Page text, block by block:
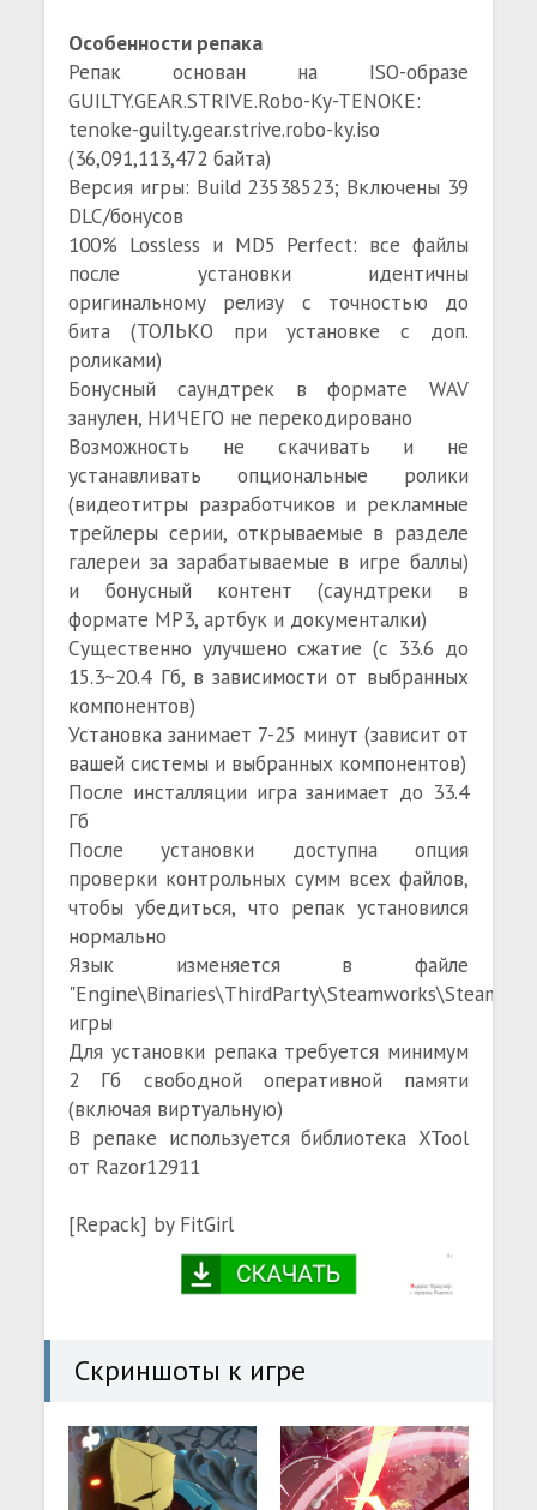
Особенности репака
Репак основан на ISO-образе
GUILTY.GEAR.STRIVE.Robo-Ky-TENOKE:
tenoke-guilty.gear.strive.robo-ky.iso
(36,091,113,472 байта)
Версия игры: Build 23538523; Включены 39
DLC/бонусов
100% Lossless и MD5 Perfect: все файлы
после установки идентичны
оригинальному релизу с точностью до
бита (ТОЛЬКО при установке с доп.
роликами)
Бонусный саундтрек в формате WAV
занулен, НИЧЕГО не перекодировано
Возможность не скачивать и не
устанавливать опциональные ролики
(видеотитры разработчиков и рекламные
трейлеры серии, открываемые в разделе
галереи за зарабатываемые в игре баллы)
и бонусный контент (саундтреки в
формате MP3, артбук и документалки)
Существенно улучшено сжатие (с 33.6 до
15.3~20.4 Гб, в зависимости от выбранных
компонентов)
Установка занимает 7-25 минут (зависит от
вашей системы и выбранных компонентов)
После инсталляции игра занимает до 33.4
Гб
После установки доступна опция
проверки контрольных сумм всех файлов,
чтобы убедиться, что репак установился
нормально
Язык изменяется в файле
игры
Для установки репака требуется минимум
2 Гб свободной оперативной памяти
(включая виртуальную)
В репаке используется библиотека XTool
от Razor12911
[Repack] by FitGirl
Скриншоты к игре